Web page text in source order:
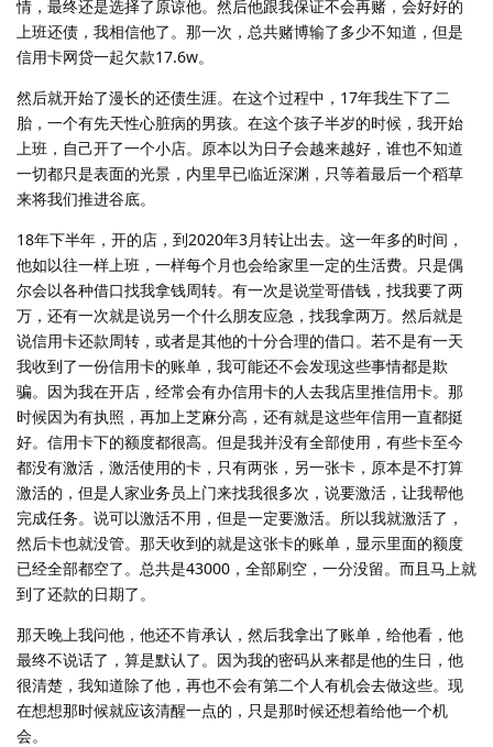
情，最终还是选择了原谅他。然后他跟我保证不会再赌，会好好的
上班还债，我相信他了。那一次，总共赌博输了多少不知道，但是
信用卡网贷一起欠款17.6w。
然后就开始了漫长的还债生涯。在这个过程中，17年我生下了二
胎，一个有先天性心脏病的男孩。在这个孩子半岁的时候，我开始
上班，自己开了一个小店。原本以为日子会越来越好，谁也不知道
一切都只是表面的光景，内里早已临近深渊，只等着最后一个稻草
来将我们推进谷底。
18年下半年，开的店，到2020年3月转让出去。这一年多的时间，
他如以往一样上班，一样每个月也会给家里一定的生活费。只是偶
尔会以各种借口找我拿钱周转。有一次是说堂哥借钱，找我要了两
万，还有一次就是说另一个什么朋友应急，找我拿两万。然后就是
说信用卡还款周转，或者是其他的十分合理的借口。若不是有一天
我收到了一份信用卡的账单，我可能还不会发现这些事情都是欺
骗。因为我在开店，经常会有办信用卡的人去我店里推信用卡。那
时候因为有执照，再加上芝麻分高，还有就是这些年信用一直都挺
好。信用卡下的额度都很高。但是我并没有全部使用，有些卡至今
都没有激活，激活使用的卡，只有两张，另一张卡，原本是不打算
激活的，但是人家业务员上门来找我很多次，说要激活，让我帮他
完成任务。说可以激活不用，但是一定要激活。所以我就激活了，
然后卡也就没管。那天收到的就是这张卡的账单，显示里面的额度
已经全部都空了。总共是43000，全部刷空，一分没留。而且马上就
到了还款的日期了。
那天晚上我问他，他还不肯承认，然后我拿出了账单，给他看，他
最终不说话了，算是默认了。因为我的密码从来都是他的生日，他
很清楚，我知道除了他，再也不会有第二个人有机会去做这些。现
在想想那时候就应该清醒一点的，只是那时候还想着给他一个机
会。